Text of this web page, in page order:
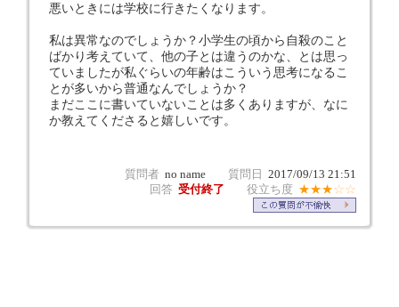
悪いときには学校に行きたくなります。
私は異常なのでしょうか？小学生の頃から自殺のこと
ばかり考えていて、他の子とは違うのかな、とは思っ
ていましたが私ぐらいの年齢はこういう思考になるこ
とが多いから普通なんでしょうか？
まだここに書いていないことは多くありますが、なに
か教えてくださると嬉しいです。
質問者 no name 質問日
2017/09/13 21:51
回答 受付終了 役立ち度 ★★★☆☆